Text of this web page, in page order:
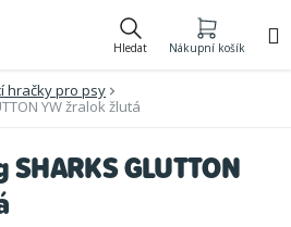
Hledat Nákupní košík
hračky pro psy
YW žralok žlutá
GLUTTON